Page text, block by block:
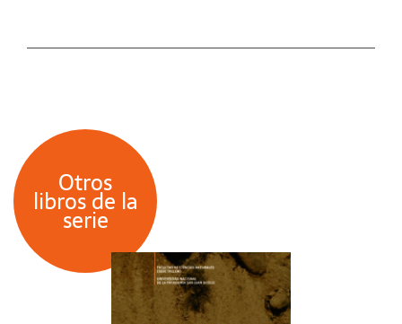
Formación Pedagógica en la Educación
Otros
libros de la
serie